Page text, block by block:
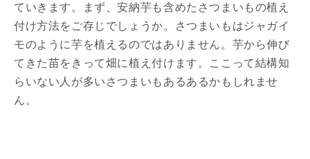
ていきます。まず、安納芋も含めたさつまいもの植え
付け方法をご存じでしょうか。さつまいもはジャガイ
モのように芋を植えるのではありません。芋から伸び
てきた苗をきって畑に植え付けます。ここって結構知
らいない人が多いさつまいもあるあるかもしれませ
ん。